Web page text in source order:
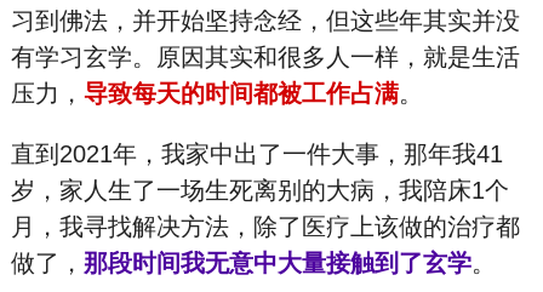
习到佛法，并开始坚持念经，但这些年其实并没
有学习玄学。原因其实和很多人一样，就是生活
压力， 导致每天的时间都被工作占满。
直到2021年，我家中出了一件大事，那年我41
岁，家人生了一场生死离别的大病，我陪床1个
月，我寻找解决方法，除了医疗上该做的治疗都
做了， 那段时间我无意中大量接触到了玄学。